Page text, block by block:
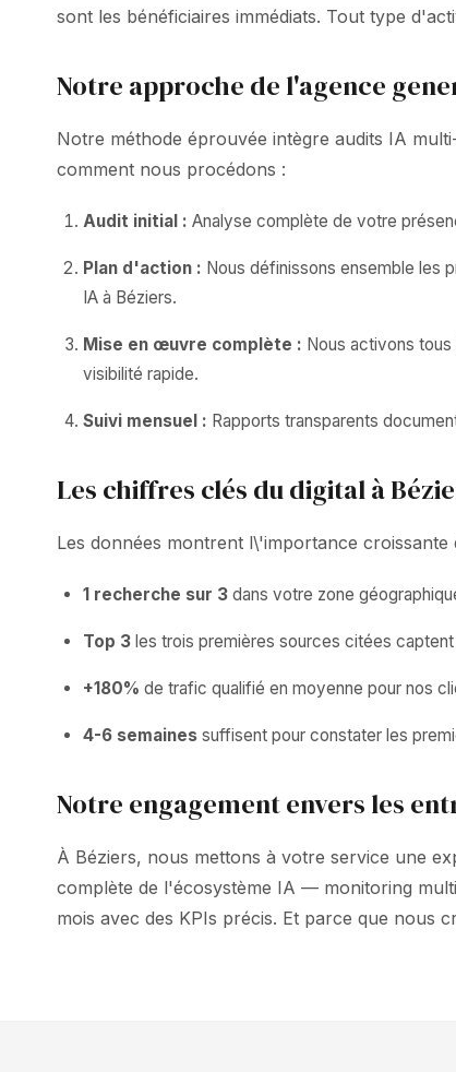
sont les bénéficiaires immédiats. Tout type
Notre approche de l'agence
Notre méthode éprouvée intègre audits IA
comment nous procédons :
Audit initial : Analyse complète de votre
Plan d'action : Nous définissons ensemble les
IA à Béziers.
Mise en œuvre complète : Nous activons
visibilité rapide.
Suivi mensuel : Rapports transparents
Les chiffres clés du digital à
Les données montrent l\'importance
1 recherche sur 3 dans votre zone
Top 3 les trois premières sources citées
+180% de trafic qualifié en moyenne pour nos
4-6 semaines suffisent pour constater les
Notre engagement envers les
À Béziers, nous mettons à votre service une
complète de l'écosystème IA — monitoring
mois avec des KPIs précis. Et parce que nous